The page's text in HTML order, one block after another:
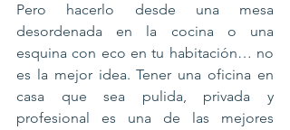
Pero hacerlo desde una mesa
desordenada en la cocina o una
esquina con eco en tu habitación… no
es la mejor idea. Tener una oficina en
casa que sea pulida, privada y
profesional es una de las mejores